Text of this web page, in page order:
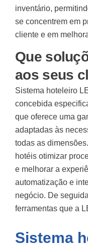
inventário,
se concentrem em
cliente e em
Que
aos seus
Sistema hoteleiro
concebida
que oferece uma
adaptadas às
todas as
hotéis otimizar
e melhorar a
automatização e
negócio. De
ferramentas que a
Sistema